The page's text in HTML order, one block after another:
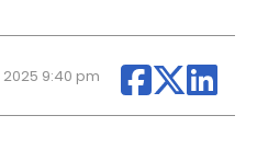
2025 9:40 pm